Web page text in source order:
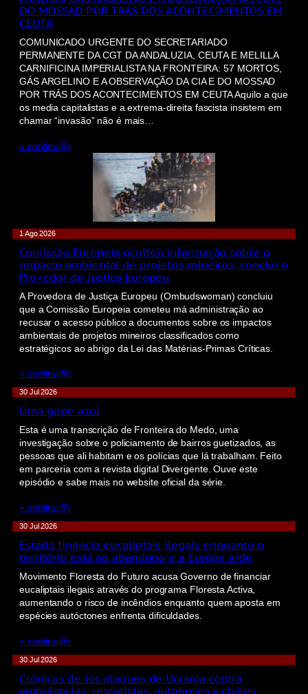
DO MOSSAD POR TRÁS DOS ACONTECIMENTOS EM
CEUTA
COMUNICADO URGENTE DO SECRETARIADO
PERMANENTE DA CGT DA ANDALUZIA, CEUTA E MELILLA
CARNIFICINA IMPERIALISTA NA FRONTEIRA: 57 MORTOS,
GÁS ARGELINO E A OBSERVAÇÃO DA CIA E DO MOSSAD
POR TRÁS DOS ACONTECIMENTOS EM CEUTA Aquilo a que
os media capitalistas e a extrema-direita fascista insistem em
chamar “invasão” não é mais…
» continu@r
1 Ago 2026
Comissão Europeia ocultou informação sobre o
impacto ambiental de projetos mineiros, conclui o
Provedor de Justiça Europeu
A Provedora de Justiça Europeu (Ombudswoman) concluiu
que a Comissão Europeia cometeu má administração ao
recusar o acesso público a documentos sobre os impactos
ambientais de projetos mineiros classificados como
estratégicos ao abrigo da Lei das Matérias-Primas Críticas.
» continu@r
30 Jul 2026
Uma gripe azul
Esta é uma transcrição de Fronteira do Medo, uma
investigação sobre o policiamento de bairros guetizados, as
pessoas que ali habitam e os polícias que lá trabalham. Feito
em parceria com a revista digital Divergente. Ouve este
episódio e sabe mais no website oficial da série.
» continu@r
30 Jul 2026
Estado financia eucaliptais ilegais enquanto o
território está ao abandono e a Europa arde
Movimento Floresta do Futuro acusa Governo de financiar
eucaliptais ilegais através do programa Floresta Activa,
aumentando o risco de incêndios enquanto quem aposta em
espécies autóctones enfrenta dificuldades.
» continu@r
30 Jul 2026
Crónicas de los ataques de Ucrania contra
ambulancias, rescatistas, autobuses y civiles